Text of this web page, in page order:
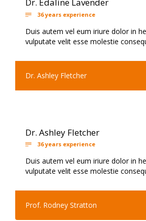
Dr. Edaline Lavender
 36 years experience
Duis autem vel eum iriure dolor in
vulputate velit esse molestie
Dr. Ashley Fletcher
Dr. Ashley Fletcher
 36 years experience
Duis autem vel eum iriure dolor in
vulputate velit esse molestie
Prof. Rodney Stratton